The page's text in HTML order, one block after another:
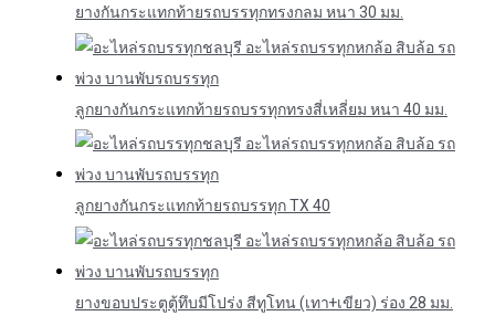
ยางกันกระแทกท้ายรถบรรทุกทรงกลม หนา 30 มม.
ลูกยางกันกระแทกท้ายรถบรรทุกทรงสี่เหลี่ยม หนา 40 มม.
ลูกยางกันกระแทกท้ายรถบรรทุก TX 40
ยางขอบประตูตู้ทึบมีโปร่ง สีทูโทน (เทา+เขียว) ร่อง 28 มม.